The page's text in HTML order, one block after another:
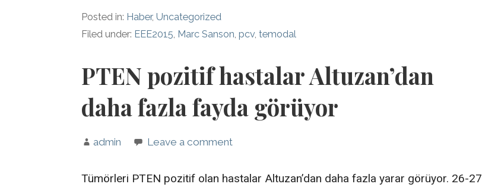
Posted in: Haber,Uncategorized
Filed under: EEE2015, Marc Sanson,pcv,temodal
PTEN pozitif hastalar Altuzan’dan
daha fazla fayda görüyor
admin Leave a comment
Tümörleri PTEN pozitif olan hastalar Altuzan’dan daha fazla yarar görüyor. 26-27